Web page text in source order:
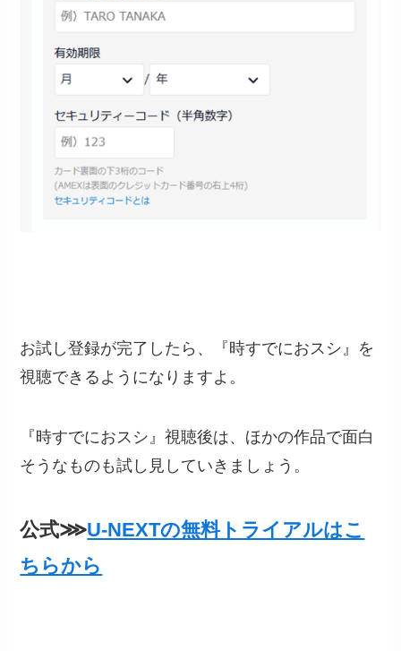
お試し登録が完了したら、『時すでにおスシ』を
視聴できるようになりますよ。
『時すでにおスシ』視聴後は、ほかの作品で面白
そうなものも試し見していきましょう。
公式⋙U-NEXTの無料トライアルはこ
ちらから